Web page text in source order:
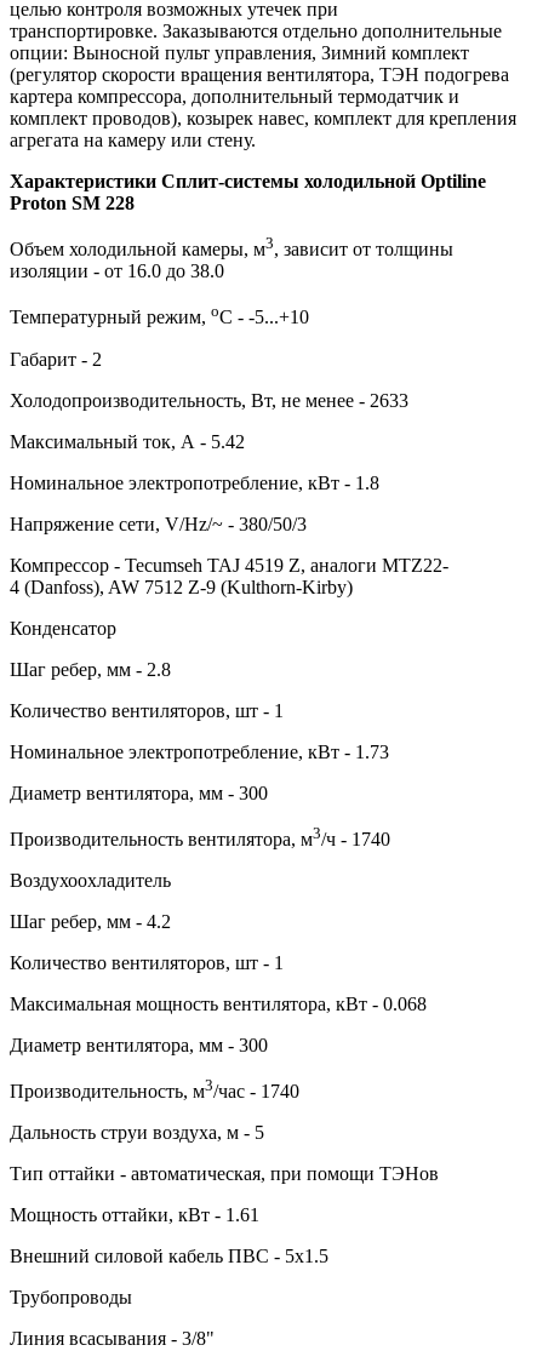
целью контроля возможных утечек при
транспортировке. Заказываются отдельно дополнительные
опции: Выносной пульт управления, Зимний комплект
(регулятор скорости вращения вентилятора, ТЭН подогрева
картера компрессора, дополнительный термодатчик и
комплект проводов), козырек навес, комплект для крепления
агрегата на камеру или стену.
Характеристики Сплит-системы холодильной Optiline
Proton SM 228
Объем холодильной камеры, м3, зависит от толщины
изоляции - от 16.0 до 38.0
Температурный режим, оС - -5...+10
Габарит - 2
Холодопроизводительность, Вт, не менее - 2633
Максимальный ток, А - 5.42
Номинальное электропотребление, кВт - 1.8
Напряжение сети, V/Hz/~ - 380/50/3
Компрессор - Tecumseh TAJ 4519 Z, аналоги MTZ22-
4 (Danfoss), AW 7512 Z-9 (Kulthorn-Kirby)
Конденсатор
Шаг ребер, мм - 2.8
Количество вентиляторов, шт - 1
Номинальное электропотребление, кВт - 1.73
Диаметр вентилятора, мм - 300
Производительность вентилятора, м3/ч - 1740
Воздухоохладитель
Шаг ребер, мм - 4.2
Количество вентиляторов, шт - 1
Максимальная мощность вентилятора, кВт - 0.068
Диаметр вентилятора, мм - 300
Производительность, м3/час - 1740
Дальность струи воздуха, м - 5
Тип оттайки - автоматическая, при помощи ТЭНов
Мощность оттайки, кВт - 1.61
Внешний силовой кабель ПВС - 5х1.5
Трубопроводы
Линия всасывания - 3/8"